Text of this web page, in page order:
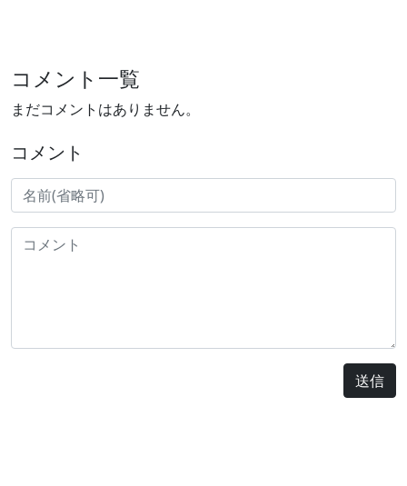
コメント一覧
まだコメントはありません。
コメント
送信